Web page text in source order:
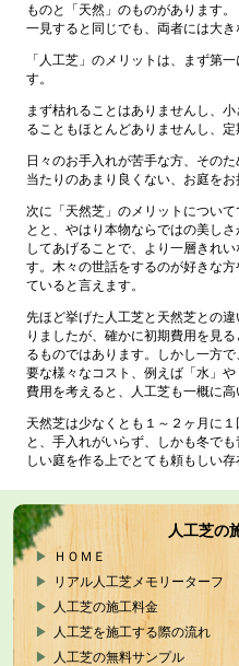
ものと「天然」のものがあります。
一見すると同じでも、両者には大き
「人工芝」のメリットは、まず第
す。
まず枯れることはありませんし、
ることもほとんどありませんし、
日々のお手入れが苦手な方、その
当たりのあまり良くない、お庭を
次に「天然芝」のメリットについ
とと、やはり本物ならではの美し
してあげることで、より一層きれ
す。木々の世話をするのが好きな
ていると言えます。
先ほど挙げた人工芝と天然芝との
りましたが、確かに初期費用を見
るものではあります。しかし一方
要な様々なコスト、例えば「水」
費用を考えると、人工芝も一概に高
天然芝は少なくとも１～２ヶ月に
と、手入れがいらず、しかも冬で
しい庭を作る上でとても頼もしい存
人工芝の
ＨＯＭＥ
リアル人工芝メモリーターフ
人工芝の施工料金
人工芝を施工する際の流れ
人工芝の無料サンプル